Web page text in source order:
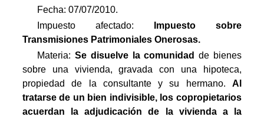
Fecha: 07/07/2010.
Impuesto afectado:
Impuesto
sobre
Transmisiones Patrimoniales Onerosas.
Materia: Se disuelve la comunidadde bienes
sobre una vivienda, gravada con una hipoteca,
propiedad de la consultante y su hermano. Al
tratarse de un bien indivisible, los copropietarios
acuerdan la adjudicación de la vivienda a la